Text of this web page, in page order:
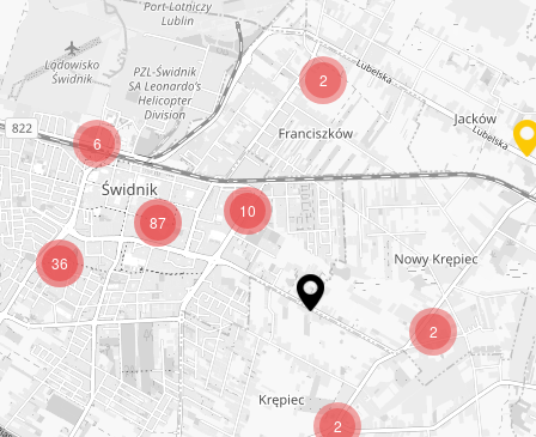
2
6
2
10
87
36
2